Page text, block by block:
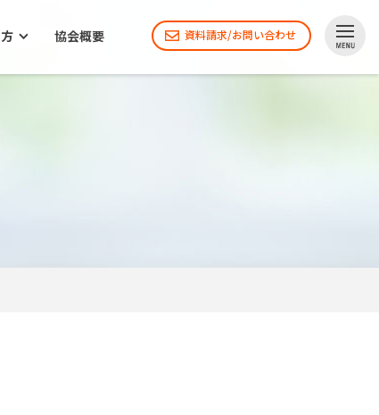
協会概要 資料請求/お問い合わせ